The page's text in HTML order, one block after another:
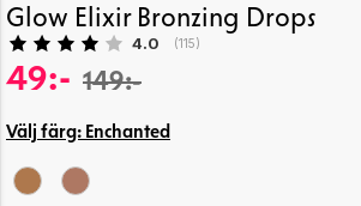
Glow Elixir Bronzing Drops
Snittbetyg:
4.0 (röster:
115)
49:- 149:-
Välj färg: Enchanted